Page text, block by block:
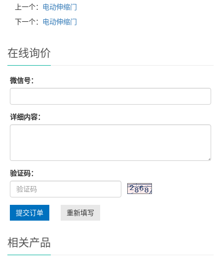
上一个： 电动伸缩门
下一个： 电动伸缩门
在线询价
微信号：
详细内容：
验证码：
提交订单 重新填写
相关产品